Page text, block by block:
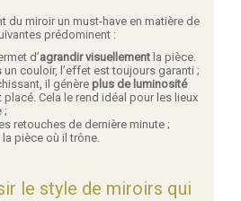
du miroir un must-have en matière de
prédominent :
d’agrandir visuellement la pièce.
un couloir, l’effet est toujours garanti ;
il génère plus de luminosité
placé. Cela le rend idéal pour les lieux
;
retouches de dernière minute ;
pièce où il trône.
le style de miroirs qui